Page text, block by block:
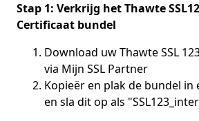
Stap 1: Verkrijg het Thawte
Certificaat bundel
Download uw Thawte SSL
via Mijn SSL Partner
Kopieër en plak de bundel in
en sla dit op als